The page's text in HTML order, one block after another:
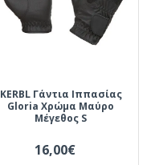
KERBL Γάντια Ιππασίας
Gloria Χρώμα Μαύρο
Μέγεθος S
16,00€